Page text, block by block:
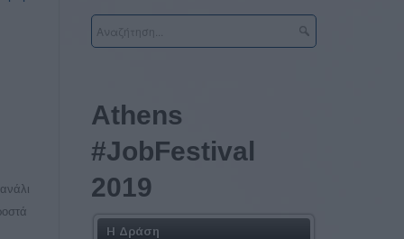
Athens
#JobFestival
2019
Η Δράση